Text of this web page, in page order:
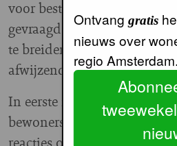
voor bestaande bouw
gevraagd om deze
te breiden naar
afwijzend op gereageerd.”
In eerste instantie waren er
bewonerscommissies wel
Ontvang gratis
nieuws over
regio Amsterdam.